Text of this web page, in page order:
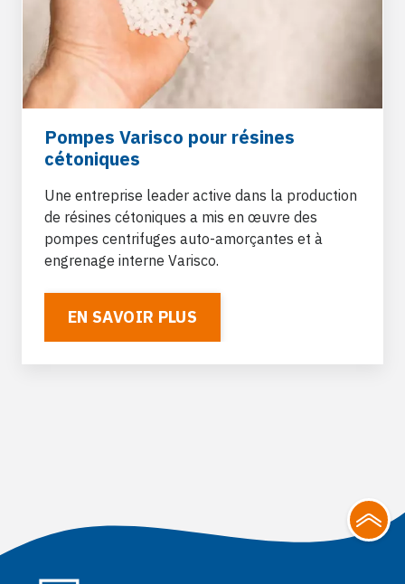
Pompes Varisco pour résines
cétoniques
Une entreprise leader active dans la production
de résines cétoniques a mis en œuvre des
pompes centrifuges auto-amorçantes et à
engrenage interne Varisco.
EN SAVOIR PLUS